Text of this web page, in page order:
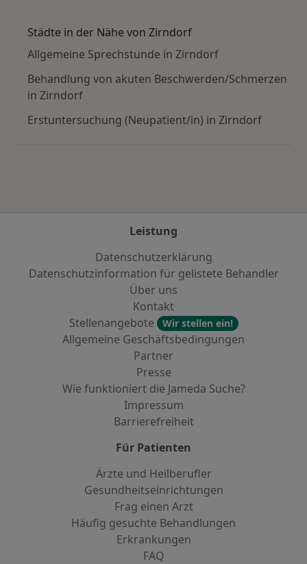
Städte in der Nähe von Zirndorf
Allgemeine Sprechstunde in Zirndorf
Behandlung von akuten Beschwerden/Schmerzen
in Zirndorf
Erstuntersuchung (Neupatient/in) in Zirndorf
Leistung
Datenschutzerklärung
Datenschutzinformation für gelistete Behandler
Über uns
Kontakt
Stellenangebote
Wir stellen ein!
Allgemeine Geschäftsbedingungen
Partner
Presse
Wie funktioniert die Jameda Suche?
Impressum
Barrierefreiheit
Für Patienten
Ärzte und Heilberufler
Gesundheitseinrichtungen
Frag einen Arzt
Häufig gesuchte Behandlungen
Erkrankungen
FAQ